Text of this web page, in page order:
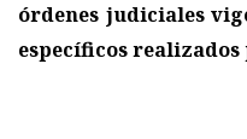
órdenes judiciales
específicos